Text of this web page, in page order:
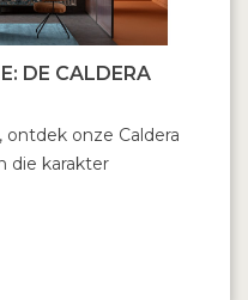
DE CALDERA
onze Caldera
die karakter